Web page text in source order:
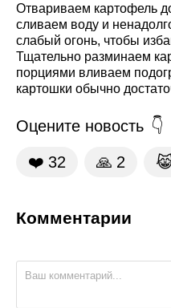
Отвариваем картофель
сливаем воду и
слабый огонь, чтобы
Тщательно разминаем
порциями вливаем
картошки обычно
Оцените новость
❤️ 32 🙏 2
Комментарии